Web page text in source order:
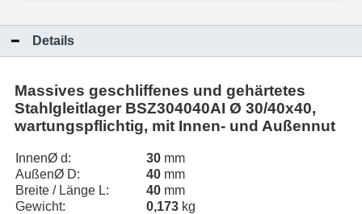
Details
Massives geschliffenes und gehärtetes
Stahlgleitlager BSZ304040AI Ø 30/40x40,
wartungspflichtig, mit Innen- und Außennut
InnenØ d: 30 mm
AußenØ D:
40 mm
Breite / Länge L:
40 mm
Gewicht:
0,173 kg